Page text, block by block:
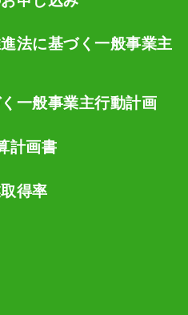
法に基づく一般事業主
一般事業主行動計画
計画書
得率